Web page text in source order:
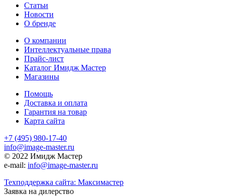
Статьи
Новости
О бренде
О компании
Интеллектуальные права
Прайс-лист
Каталог Имидж Мастер
Магазины
Помощь
Доставка и оплата
Гарантия на товар
Карта сайта
+7 (495) 980-17-40
info@image-master.ru
© 2022 Имидж Мастер
e-mail: info@image-master.ru
Техподдержка сайта: Максимастер
Заявка на дилерство